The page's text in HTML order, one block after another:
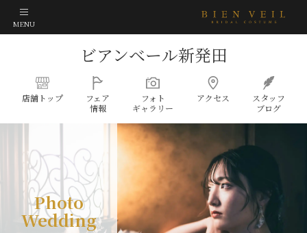
MENU
ビアンベール新発田
店舗トップ
フェア
情報
フォト
ギャラリー
アクセス
スタッフ
ブログ
Photo
Wedding